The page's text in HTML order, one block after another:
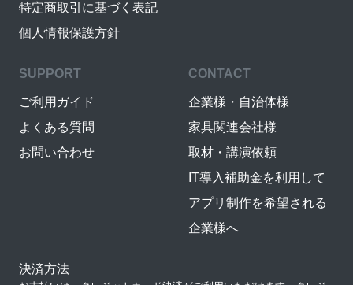
特定商取引に基づく表記
個人情報保護方針
SUPPORT
ご利用ガイド
よくある質問
お問い合わせ
CONTACT
企業様・自治体様
家具関連会社様
取材・講演依頼
IT導入補助金を利用して
アプリ制作を希望される
企業様へ
決済方法